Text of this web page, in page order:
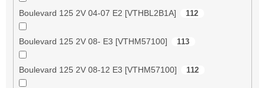
Boulevard 125 2V 04-07 E2 [VTHBL2B1A] 112
Boulevard 125 2V 08- E3 [VTHM57100] 113
Boulevard 125 2V 08-12 E3 [VTHM57100] 112